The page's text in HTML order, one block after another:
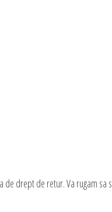
de drept de retur. Va rugam sa